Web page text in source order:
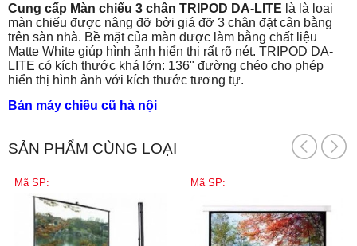
Cung cấp Màn chiếu 3 chân TRIPOD DA-LITE là là loại
màn chiếu được nâng đỡ bởi giá đỡ 3 chân đặt cân bằng
trên sàn nhà. Bề mặt của màn được làm bằng chất liệu
Matte White giúp hình ảnh hiển thị rất rõ nét. TRIPOD DA-
LITE có kích thước khá lớn: 136" đường chéo cho phép
hiển thị hình ảnh với kích thước tương tự.
Bán máy chiếu cũ hà nội
SẢN PHẨM CÙNG LOẠI
Mã SP: Mã SP: